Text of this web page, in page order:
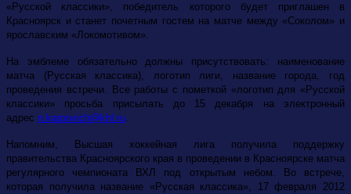
«Русской классики», победитель которого будет приглашен в
Красноярск и станет почетным гостем на матче между «Соколом» и
ярославским «Локомотивом».
На эмблеме обязательно должны присутствовать: наименование
матча (Русская классика), логотип лиги, название города, год
проведения встречи. Все работы с пометкой «логотип для «Русской
классики» просьба присылать до 15 декабря на электронный
адрес n.karpovich@khl.ru.
Напомним, Высшая хоккейная лига получила поддержку
правительства Красноярского края в проведении в Красноярске матча
регулярного чемпионата ВХЛ под открытым небом. Во встрече,
которая получила название «Русская классика», 17 февраля 2012